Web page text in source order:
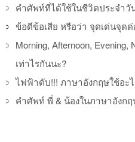
คำศัพท์ที่ได้ใช้ในชีวิตประจำวั
ข้อดีข้อเสีย หรือว่า จุดเด่นจุด
Morning, Afternoon,
เท่าไรกันนะ?
ไฟฟ้าดับ!!! ภาษาอังกฤษใช้อะ
คำศัพท์ พี่ & น้องในภาษาอังก